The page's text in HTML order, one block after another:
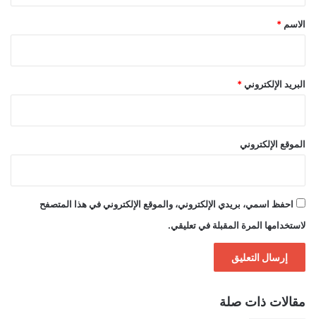
*
الاسم *
البريد الإلكتروني *
الموقع الإلكتروني
احفظ اسمي، بريدي الإلكتروني، والموقع الإلكتروني في هذا المتصفح
لاستخدامها المرة المقبلة في تعليقي.
مقالات ذات صلة